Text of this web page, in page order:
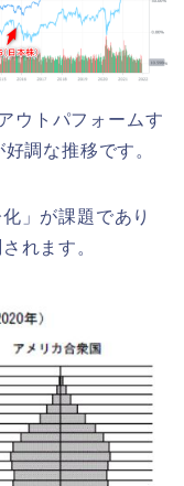
ウトパフォームす
調な推移です。
」が課題であり
れます。